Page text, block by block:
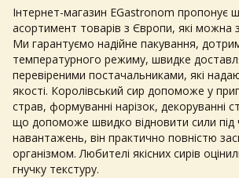
Інтернет-магазин EGastronom пропонує
асортимент товарів з Європи, які можна
Ми гарантуємо надійне пакування,
температурного режиму, швидке
перевіреними постачальниками, які
якості. Королівський сир допоможе у
страв, формуванні нарізок, декоруванні
що допоможе швидко відновити сили під
навантажень, він практично повністю
організмом. Любителі якісних сирів
гнучку текстуру.